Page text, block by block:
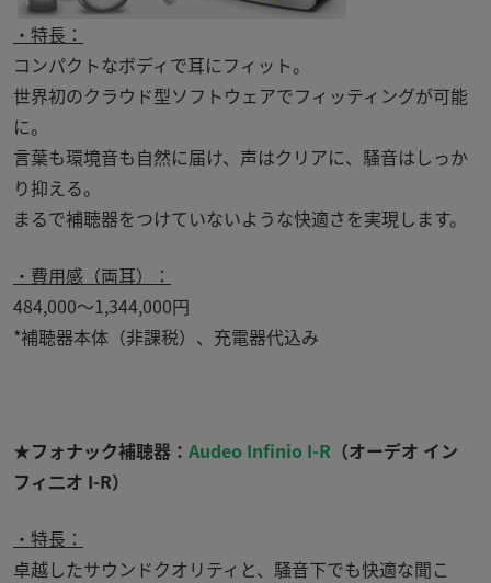
・特長：
コンパクトなボディで耳にフィット。
世界初のクラウド型ソフトウェアでフィッティングが可能
に。
言葉も環境音も自然に届け、声はクリアに、騒音はしっか
り抑える。
まるで補聴器をつけていないような快適さを実現します。
・費用感（両耳）：
484,000～1,344,000円
*補聴器本体（非課税）、充電器代込み
★フォナック補聴器： Audeo Infinio I-R （オーデオ イン
フィ二オ I-R）
・特長：
卓越したサウンドクオリティと、騒音下でも快適な聞こ